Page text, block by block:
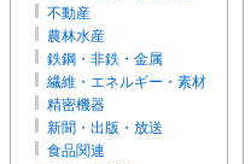
不動産
農林水産
鉄鋼・非鉄・金属
繊維・エネルギー・素材
精密機器
新聞・出版・放送
食品関連